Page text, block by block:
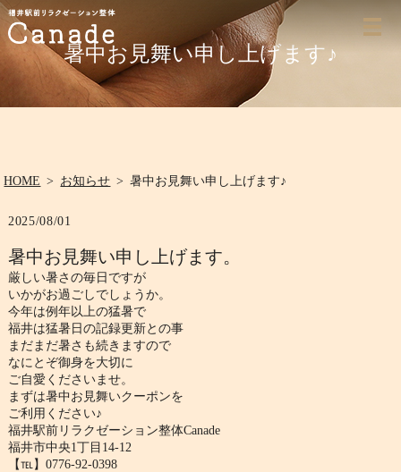
暑中お見舞い申し上げます♪
HOME お知らせ 暑中お見舞い申し上げます♪
2025/08/01
暑中お見舞い申し上げます。
厳しい暑さの毎日ですが
いかがお過ごしでしょうか。
今年は例年以上の猛暑で
福井は猛暑日の記録更新との事
まだまだ暑さも続きますので
なにとぞ御身を大切に
ご自愛くださいませ。
まずは暑中お見舞いクーポンを
ご利用ください♪
福井駅前リラクゼーション整体Canade
福井市中央1丁目14-12
【℡】0776-92-0398